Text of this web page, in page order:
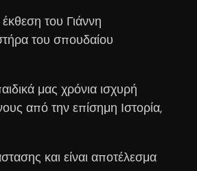
του Γιάννη
του σπουδαίου
μας χρόνια ισχυρή
από την επίσημη Ιστορία,
και είναι αποτέλεσμα